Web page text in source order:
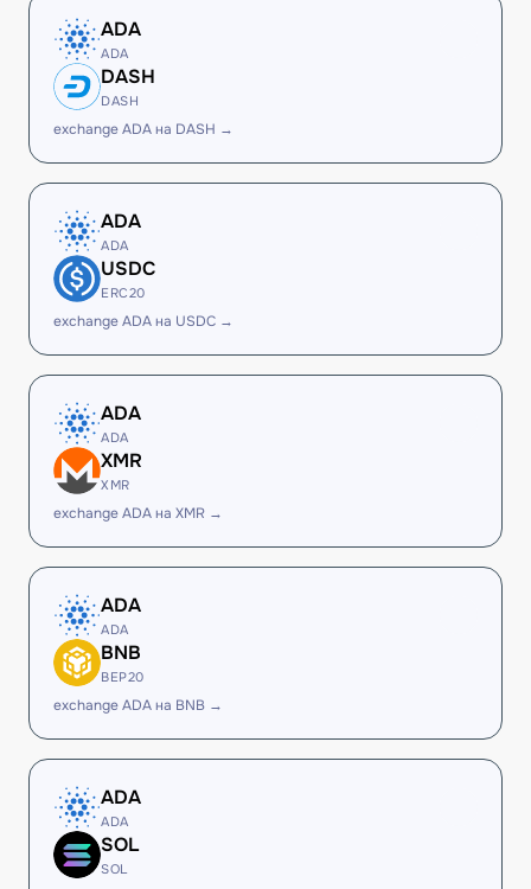
ADA
ADA
DASH
DASH
exchange ADA на DASH →
ADA
ADA
USDC
ERC20
exchange ADA на USDC →
ADA
ADA
XMR
XMR
exchange ADA на XMR →
ADA
ADA
BNB
BEP20
exchange ADA на BNB →
ADA
ADA
SOL
SOL